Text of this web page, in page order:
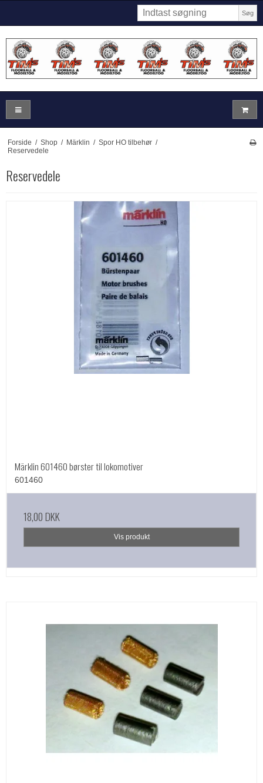
Søg
Forside / Shop / Märklin / Spor HO tilbehør /
Reservedele
Reservedele
Märklin 601460 børster til lokomotiver
601460
18,00 DKK
Vis produkt